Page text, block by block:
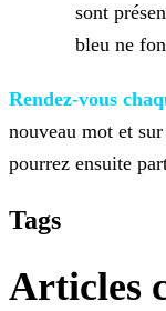
sont
bleu ne
Rendez-vous
nouveau mot et sur
pourrez ensuite
Tags
Articles